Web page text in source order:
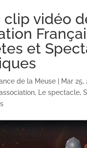
clip vidéo
et
de la Meuse| Mar 25,
, Le spectacle,